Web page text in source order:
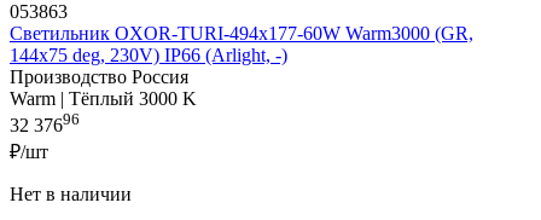
053863
Светильник OXOR-TURI-494х177-60W Warm3000 (GR,
144x75 deg, 230V) IP66 (Arlight, -)
Производство Россия
Warm | Тёплый 3000 K
32 37696
₽/шт
Нет в наличии